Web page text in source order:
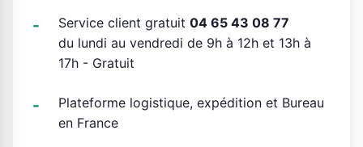
Service client gratuit 04 65 43 08 77
du lundi au vendredi de 9h à 12h et 13h à
17h - Gratuit
Plateforme logistique, expédition et Bureau
en France